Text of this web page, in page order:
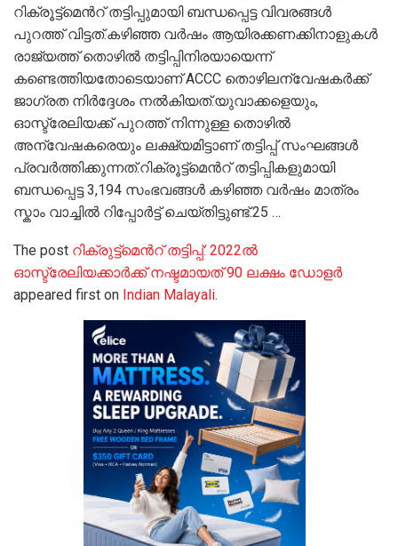
റിക്രൂട്ട്മെൻറ് തട്ടിപ്പുമായി ബന്ധപ്പെട്ട വിവരങ്ങൾ
പുറത്ത് വിട്ടത്.കഴിഞ്ഞ വർഷം ആയിരക്കണക്കിനാളുകൾ
രാജ്യത്ത് തൊഴിൽ തട്ടിപ്പിനിരയായെന്ന്
കണ്ടെത്തിയതോടെയാണ് ACCC തൊഴിലന്വേഷകർക്ക്
ജാഗ്രത നിർദ്ദേശം നൽകിയത്.യുവാക്കളെയും,
ഓസ്ട്രേലിയക്ക് പുറത്ത് നിന്നുള്ള തൊഴിൽ
അന്വേഷകരെയും ലക്ഷ്യമിട്ടാണ് തട്ടിപ്പ് സംഘങ്ങൾ
പ്രവർത്തിക്കുന്നത്.റിക്രൂട്ട്മെൻറ് തട്ടിപ്പികളുമായി
ബന്ധപ്പെട്ട 3,194 സംഭവങ്ങൾ കഴിഞ്ഞ വർഷം മാത്രം
സ്കാം വാച്ചിൽ റിപ്പോർട്ട് ചെയ്തിട്ടുണ്ട്.25 …
The post റിക്രുട്ട്മെൻറ് തട്ടിപ്പ്: 2022ൽ
ഓസ്ട്രേലിയക്കാർക്ക് നഷ്ടമായത് 90 ലക്ഷം ഡോളർ
appeared first on Indian Malayali.